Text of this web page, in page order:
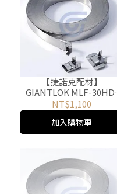
【捷諾克配材】
GIANTLOK MLF-30HD-
1207 不鏽鋼捲帶 白鐵捲帶
30M
NT$1,100
加入購物車